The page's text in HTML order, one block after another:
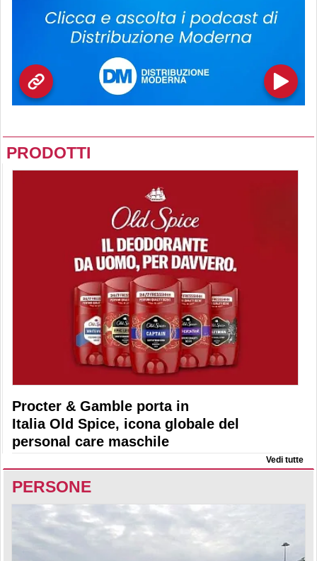
PRODOTTI
Procter & Gamble porta in
Italia Old Spice, icona globale del
personal care maschile
Vedi tutte
PERSONE